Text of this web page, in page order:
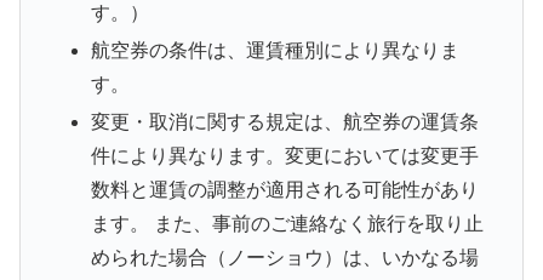
す。）
航空券の条件は、運賃種別により異なりま
す。
変更・取消に関する規定は、航空券の運賃条
件により異なります。変更においては変更手
数料と運賃の調整が適用される可能性があり
ます。 また、事前のご連絡なく旅行を取り止
められた場合（ノーショウ）は、いかなる場